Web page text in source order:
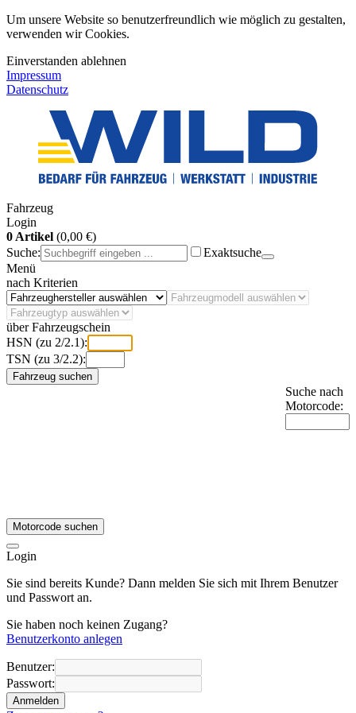
Um unsere Website so benutzerfreundlich wie möglich zu gestalten,
verwenden wir Cookies.
Einverstanden ablehnen
Impressum
Datenschutz
Fahrzeug
Login
0 Artikel (0,00 €)
Suche:
Exaktsuche
Menü
nach Kriterien
über Fahrzeugschein
HSN (zu 2/2.1):
TSN (zu 3/2.2):
Fahrzeug suchen
Suche nach
Motorcode:
Motorcode suchen
Login
Sie sind bereits Kunde? Dann melden Sie sich mit Ihrem Benutzer
und Passwort an.
Sie haben noch keinen Zugang?
Benutzerkonto anlegen
Benutzer:
Passwort:
Anmelden